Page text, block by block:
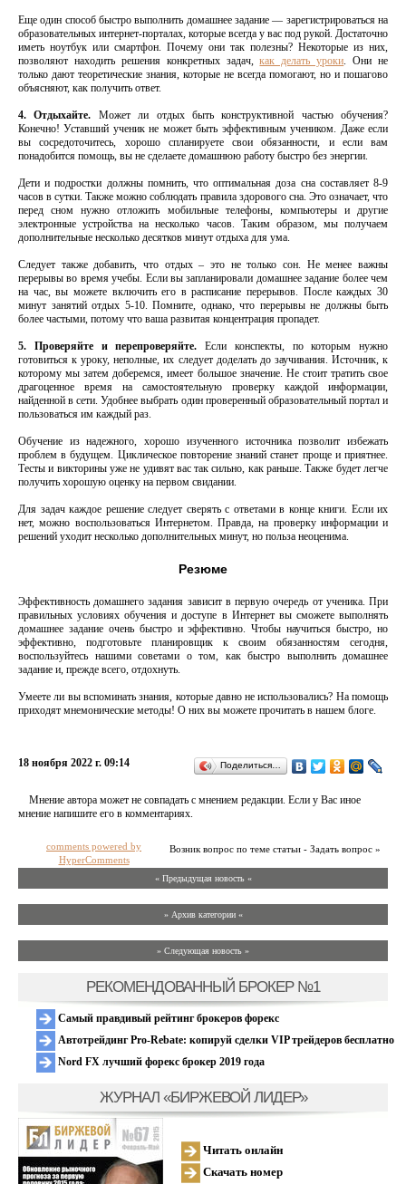
Еще один способ быстро выполнить домашнее задание — зарегистрироваться на
образовательных интернет-порталах, которые всегда у вас под рукой. Достаточно
иметь ноутбук или смартфон. Почему они так полезны? Некоторые из них,
позволяют находить решения конкретных задач,как делать уроки . Они не
только дают теоретические знания, которые не всегда помогают, но и пошагово
объясняют, как получить ответ.
4. Отдыхайте. Может ли отдых быть конструктивной частью обучения?
Конечно! Уставший ученик не может быть эффективным учеником. Даже если
вы сосредоточитесь, хорошо спланируете свои обязанности, и если вам
понадобится помощь, вы не сделаете домашнюю работу быстро без энергии.
Дети и подростки должны помнить, что оптимальная доза сна составляет 8-9
часов в сутки. Также можно соблюдать правила здорового сна. Это означает, что
перед сном нужно отложить мобильные телефоны, компьютеры и другие
электронные устройства на несколько часов. Таким образом, мы получаем
дополнительные несколько десятков минут отдыха для ума.
Следует также добавить, что отдых – это не только сон. Не менее важны
перерывы во время учебы. Если вы запланировали домашнее задание более чем
на час, вы можете включить его в расписание перерывов. После каждых 30
минут занятий отдых 5-10. Помните, однако, что перерывы не должны быть
более частыми, потому что ваша развитая концентрация пропадет.
5. Проверяйте и перепроверяйте. Если конспекты, по которым нужно
готовиться к уроку, неполные, их следует доделать до заучивания. Источник, к
которому мы затем доберемся, имеет большое значение. Не стоит тратить свое
драгоценное время на самостоятельную проверку каждой информации,
найденной в сети. Удобнее выбрать один проверенный образовательный портал и
пользоваться им каждый раз.
Обучение из надежного, хорошо изученного источника позволит избежать
проблем в будущем. Циклическое повторение знаний станет проще и приятнее.
Тесты и викторины уже не удивят вас так сильно, как раньше. Также будет легче
получить хорошую оценку на первом свидании.
Для задач каждое решение следует сверять с ответами в конце книги. Если их
нет, можно воспользоваться Интернетом. Правда, на проверку информации и
решений уходит несколько дополнительных минут, но польза неоценима.
Резюме
Эффективность домашнего задания зависит в первую очередь от ученика. При
правильных условиях обучения и доступе в Интернет вы сможете выполнять
домашнее задание очень быстро и эффективно. Чтобы научиться быстро, но
эффективно, подготовьте планировщик к своим обязанностям сегодня,
воспользуйтесь нашими советами о том, как быстро выполнить домашнее
задание и, прежде всего, отдохнуть.
Умеете ли вы вспоминать знания, которые давно не использовались? На помощь
приходят мнемонические методы! О них вы можете прочитать в нашем блоге.
18 ноября 2022 г. 09:14 Поделиться…
Мнение автора может не совпадать с мнением редакции. Если у Вас иное
мнение напишите его в комментариях.
Возник вопрос по теме статьи - Задать вопрос »
comments powered by
HyperComments
« Предыдущая новость «
» Архив категории «
» Следующая новость »
РЕКОМЕНДОВАННЫЙ БРОКЕР №1
Самый правдивый рейтинг брокеров форекс
Автотрейдинг Pro-Rebate: копируй сделки VIP трейдеров бесплатно
Nord FX лучший форекс брокер 2019 года
ЖУРНАЛ «БИРЖЕВОЙ ЛИДЕР»
Читать онлайн
Скачать номер